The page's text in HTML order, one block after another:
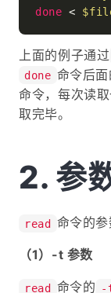
done <
上面的例子通过
done 命令后
命令，每次读
取完毕。
参
read 命令的参
（1）-t 参数
read 命令的 -